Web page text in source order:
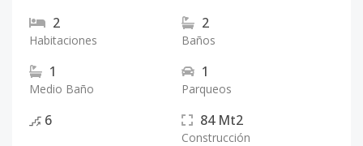
2
Habitaciones
2
Baños
1
Medio Baño
1
Parqueos
6 84 Mt2
Construcción